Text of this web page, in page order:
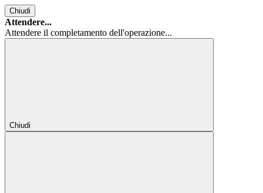
Chiudi
Attendere...
Attendere il completamento dell'operazione...
Chiudi